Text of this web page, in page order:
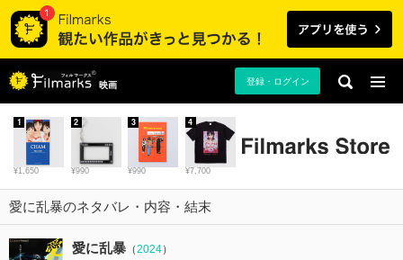
映画 登録・ログイン
¥1,650
1
¥990
2
¥990
3
¥7,700
4
愛に乱暴のネタバレ・内容・結末
愛に乱暴 （2024）